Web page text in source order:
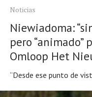
Noticias
Niewiadoma:
pero “animado”
Omloop Het
“Desde ese punto de